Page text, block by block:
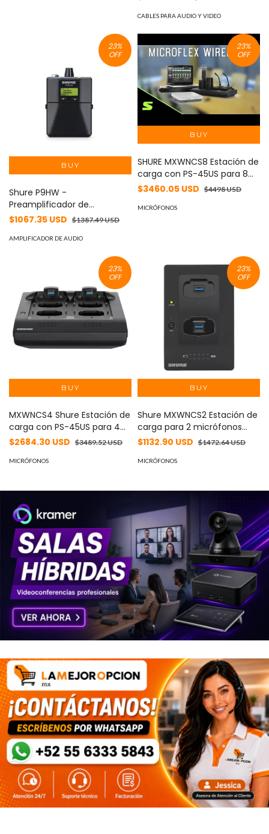
CABLES PARA AUDIO Y VIDEO
23%
OFF
Shure P9HW -
Preamplificador de
audífonos con calidad
y seguro.
$1067.35 USD $1387.49 USD
AMPLIFICADOR DE AUDIO
23%
OFF
SHURE MXWNCS8 Estación de
carga con PS-45US para 8
micrófonos - Carga rápida y
micrófonos Shure
$3460.05 USD $4498 USD
MICRÓFONOS
23%
OFF
MXWNCS4 Shure Estación de
carga con PS-45US para 4
micrófonos - Carga rápida y
profesional
$2684.30 USD $3489.52 USD
MICRÓFONOS
23%
OFF
Shure MXWNCS2 Estación de
carga para 2 micrófonos
con PS-45US - Cargador
con garantía de Shure
$1132.90 USD $1472.64 USD
MICRÓFONOS